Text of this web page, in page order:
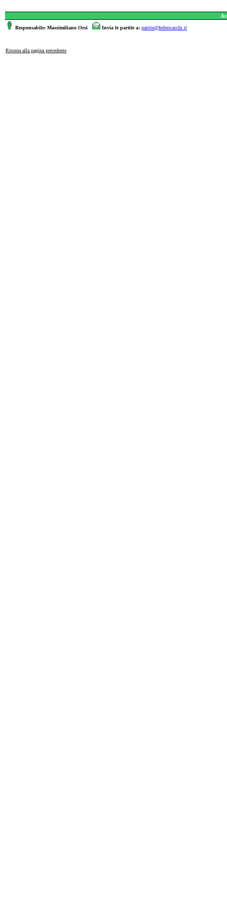
Responsabile: Massimiliano Orsi Invia le partite a: partite@federscacchi.it
Ritorna alla pagina precedente